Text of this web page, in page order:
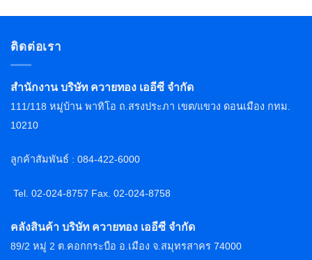
ติดต่อเรา
สำนักงาน บริษัท ควายทอง เออีซี จำกัด
111/118 หมู่บ้าน พาทิโอ ถ.สรงประภา เขต/แขวง ดอนเมือง กทม.
10210
ลูกค้าสัมพันธ์ : 084-422-6000
Tel. 02-024-8757 Fax. 02-024-8758
คลังสินค้า บริษัท ควายทอง เออีซี จำกัด
89/2 หมู่ 2 ต.คอกกระบือ อ.เมือง จ.สมุทรสาคร 74000